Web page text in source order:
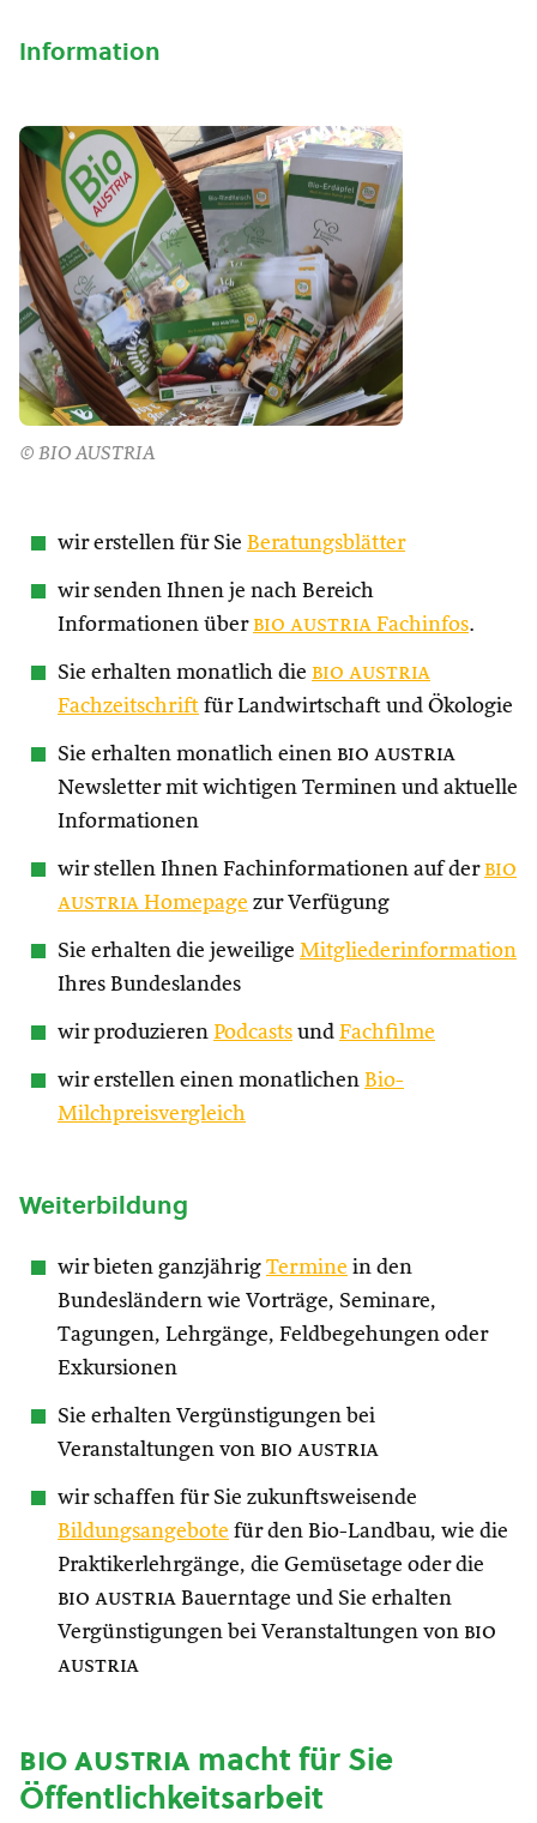
Information
© BIO AUSTRIA
wir erstellen für Sie Beratungsblätter
wir senden Ihnen je nach Bereich
Informationen über bio austria Fachinfos.
Sie erhalten monatlich die bio austria
Fachzeitschrift für Landwirtschaft und Ökologie
Sie erhalten monatlich einen bio austria
Newsletter mit wichtigen Terminen und aktuelle
Informationen
wir stellen Ihnen Fachinformationen auf der bio
austria Homepage zur Verfügung
Sie erhalten die jeweilige Mitgliederinformation
Ihres Bundeslandes
wir produzieren Podcasts und Fachfilme
wir erstellen einen monatlichen Bio-
Milchpreisvergleich
Weiterbildung
wir bieten ganzjährig Termine in den
Bundesländern wie Vorträge, Seminare,
Tagungen, Lehrgänge, Feldbegehungen oder
Exkursionen
Sie erhalten Vergünstigungen bei
Veranstaltungen von bio austria
wir schaffen für Sie zukunftsweisende
Bildungsangebote für den Bio-Landbau, wie die
Praktikerlehrgänge, die Gemüsetage oder die
bio austria Bauerntage und Sie erhalten
Vergünstigungen bei Veranstaltungen von bio
austria
bio austriamacht für Sie
Öffentlichkeitsarbeit